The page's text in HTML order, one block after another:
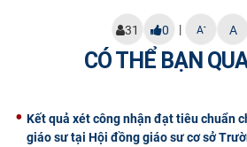
31 0 | A- A
CÓ THỂ BẠN
Kết quả xét công nhận đạt tiêu chuẩn
giáo sư tại Hội đồng giáo sư cơ sở